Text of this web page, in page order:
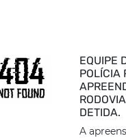
EQUIPE
POLÍCIA
DETIDA.
A